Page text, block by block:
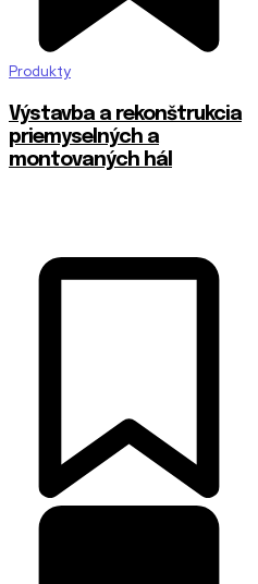
Produkty
Výstavba a rekonštrukcia
priemyselných a
montovaných hál